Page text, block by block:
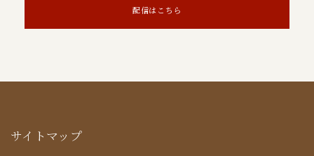
配信はこちら
サイトマップ